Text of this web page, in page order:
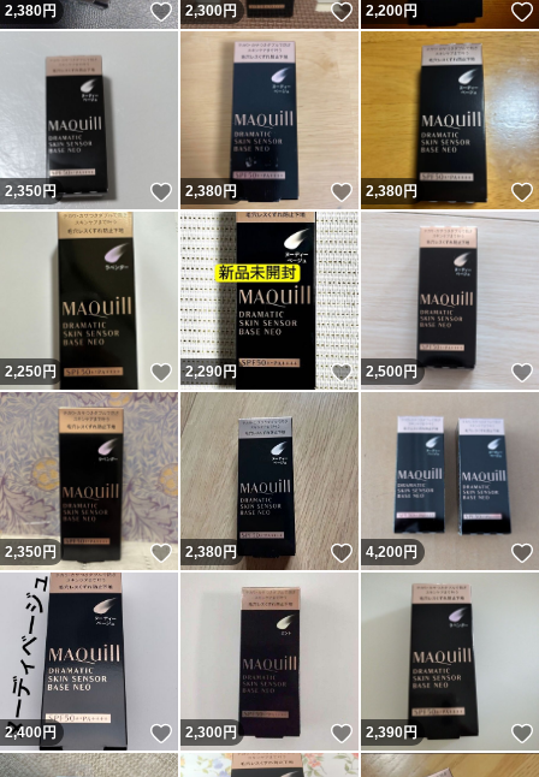
2,380円 いいね！
2,300円 いいね！
2,200円
2,350円 いいね！
2,380円 いいね！
2,380円
2,250円 いいね！
2,290円 いいね！
2,500円
2,350円 いいね！
2,380円 いいね！
4,200円
2,400円 いいね！
2,300円 いいね！
2,390円